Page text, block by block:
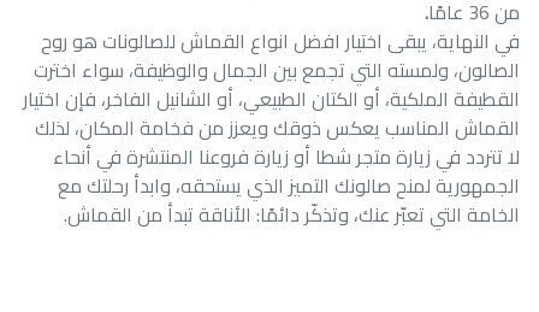
من 36 عامًا
.
في النهاية، يبقى اختيار افضل انواع القماش للصالونات هو روح
الصالون، ولمسته التي تجمع بين الجمال والوظيفة، سواء اخترت
القطيفة الملكية، أو الكتان الطبيعي، أو الشانيل الفاخر، فإن اختيار
القماش المناسب يعكس ذوقك ويعزز من فخامة المكان، لذلك
لا تتردد في زيارة متجر شطا أو زيارة فروعنا المنتشرة في أنحاء
الجمهورية لمنح صالونك التميز الذي يستحقه، وابدأ رحلتك مع
الخامة التي تعبّر عنك، وتذكّر دائمًا: الأناقة تبدأ من القماش.